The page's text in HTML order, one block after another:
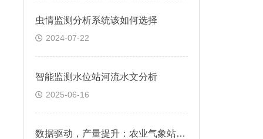
虫情监测分析系统该如何选择
2024-07-22
智能监测水位站河流水文分析
2025-06-16
数据驱动，产量提升：农业气象站设备的主要构成有什么？